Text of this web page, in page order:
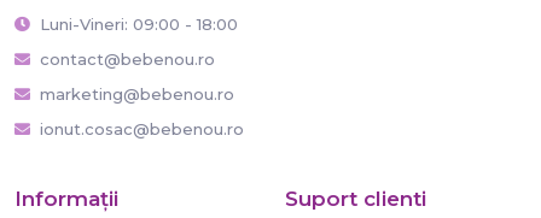
Luni-Vineri: 09:00 - 18:00
contact@bebenou.ro
marketing@bebenou.ro
ionut.cosac@bebenou.ro
Informaţii Suport clienti